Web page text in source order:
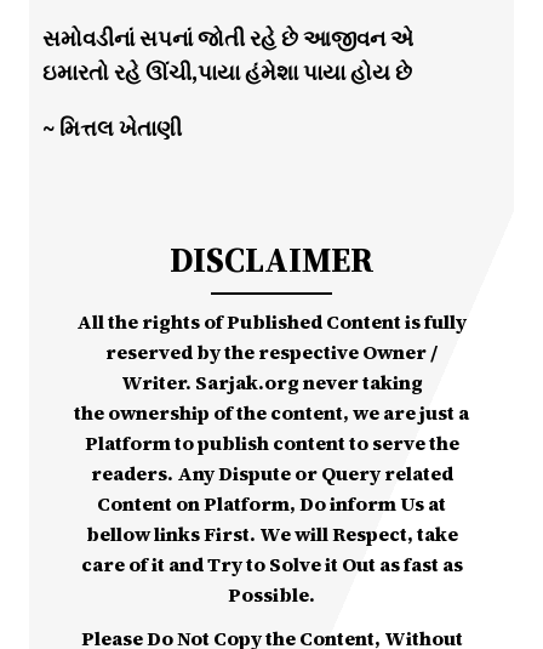
સમોવડીનાં સપનાં જોતી રહે છે આજીવન એ
ઇમારતો રહે ઊંચી,પાયા હંમેશા પાયા હોય છે
~ મિત્તલ ખેતાણી
DISCLAIMER
All the rights of Published Content is fully
reserved by the respective Owner /
Writer. Sarjak.org never taking
the ownership of the content, we are just a
Platform to publish content to serve the
readers. Any Dispute or Query related
Content on Platform, Do inform Us at
bellow links First. We will Respect, take
care of it and Try to Solve it Out as fast as
Possible.
Please Do Not Copy the Content, Without